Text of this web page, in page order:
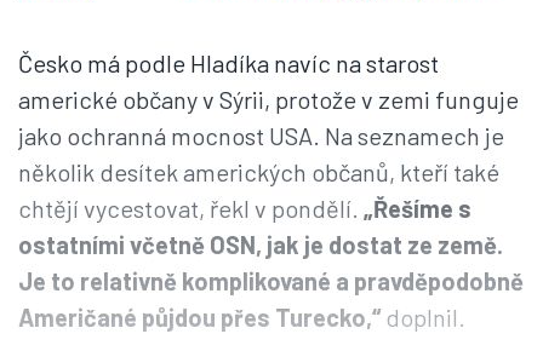
Česko má podle Hladíka navíc na starost
americké občany v Sýrii, protože v zemi funguje
jako ochranná mocnost USA. Na seznamech je
několik desítek amerických občanů, kteří také
chtějí vycestovat, řekl v pondělí. „Řešíme s
ostatními včetně OSN, jak je dostat ze země.
Je to relativně komplikované a pravděpodobně
Američané půjdou přes Turecko,“ doplnil.